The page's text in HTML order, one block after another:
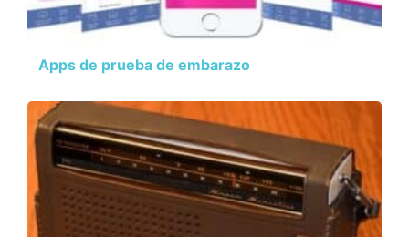
Apps de prueba de embarazo